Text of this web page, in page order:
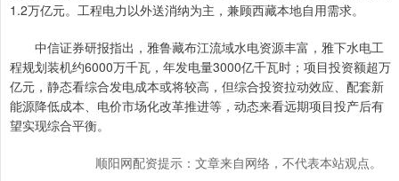
1.2万亿元。工程电力以外送消纳为主，兼顾西藏本地自用需求。
中信证券研报指出，雅鲁藏布江流域水电资源丰富，雅下水电工
程规划装机约6000万千瓦，年发电量3000亿千瓦时；项目投资额超万
亿元，静态看综合发电成本或将较高，但综合投资拉动效应、配套新
能源降低成本、电价市场化改革推进等，动态来看远期项目投产后有
望实现综合平衡。
顺阳网配资提示：文章来自网络，不代表本站观点。